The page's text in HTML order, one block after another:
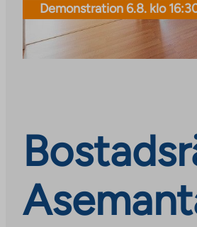
Demonstration 6.8. klo